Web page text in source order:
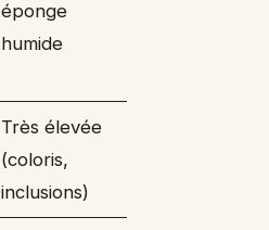
éponge
humide
Très élevée
(coloris,
inclusions)